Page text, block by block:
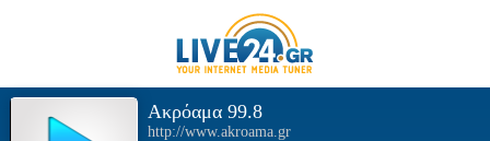
Ακρόαμα 99.8
http://www.akroama.gr